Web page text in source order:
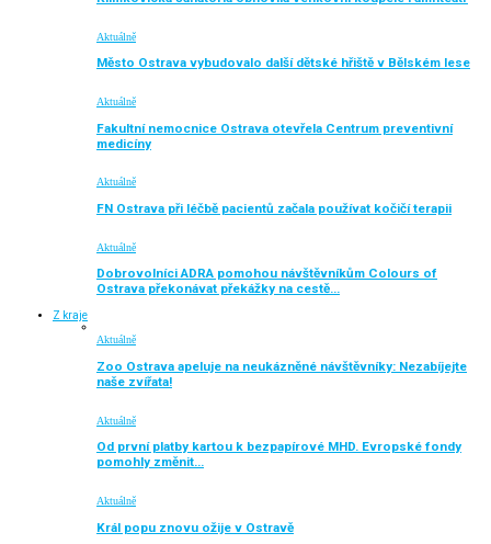
Aktuálně
Město Ostrava vybudovalo další dětské hřiště v Bělském lese
Aktuálně
Fakultní nemocnice Ostrava otevřela Centrum preventivní
medicíny
Aktuálně
FN Ostrava při léčbě pacientů začala používat kočičí terapii
Aktuálně
Dobrovolníci ADRA pomohou návštěvníkům Colours of
Ostrava překonávat překážky na cestě…
Z kraje
Aktuálně
Zoo Ostrava apeluje na neukázněné návštěvníky: Nezabíjejte
naše zvířata!
Aktuálně
Od první platby kartou k bezpapírové MHD. Evropské fondy
pomohly změnit…
Aktuálně
Král popu znovu ožije v Ostravě